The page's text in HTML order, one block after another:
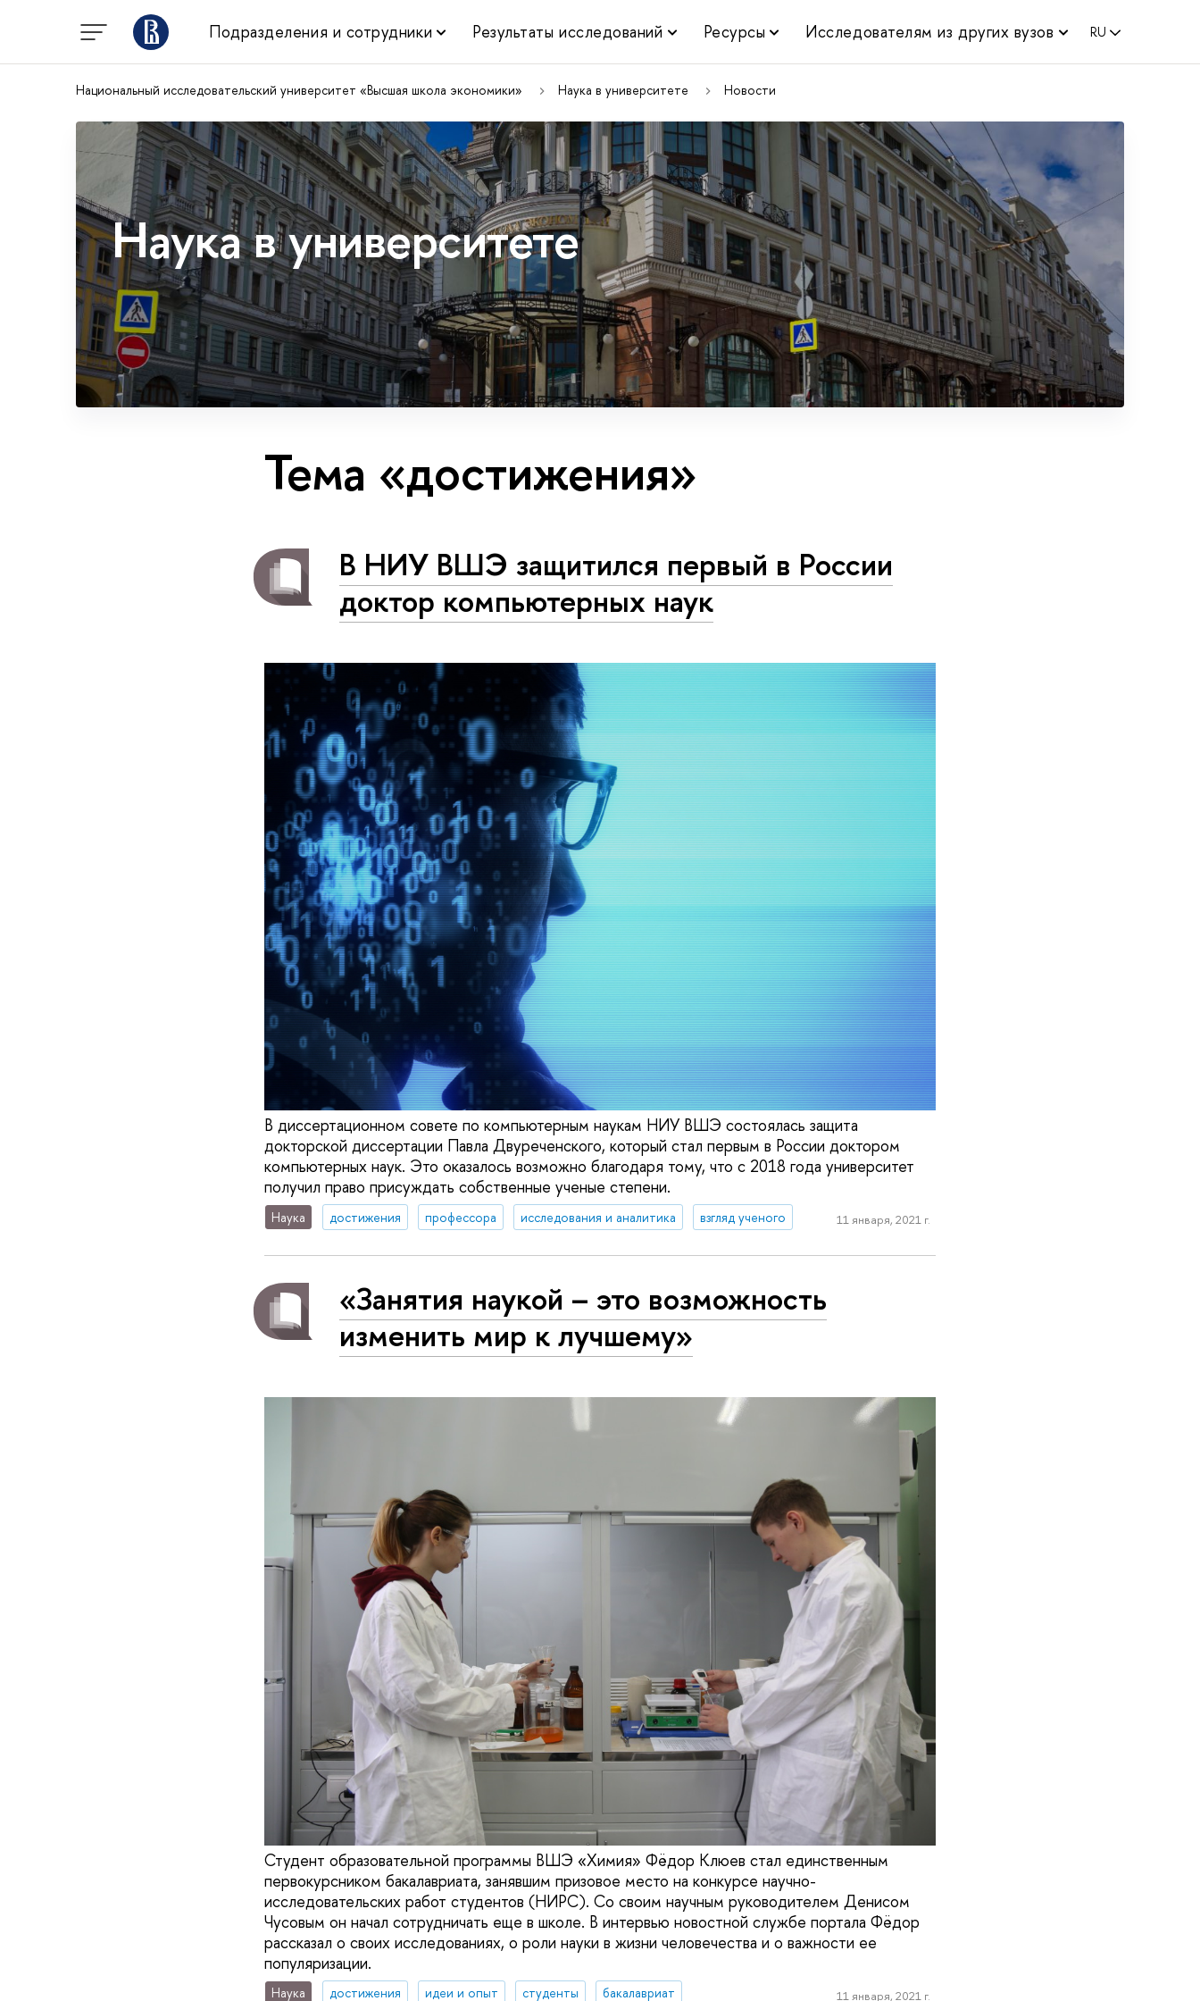
Подразделения и сотрудники Результаты исследований Ресурсы Исследователям из других вузов RU
Национальный исследовательский университет «Высшая школа экономики» Наука в университете Новости
Наука в университете
Тема «достижения»
В НИУ ВШЭ защитился первый в России
доктор компьютерных наук
В диссертационном совете по компьютерным наукам НИУ ВШЭ состоялась защита
докторской диссертации Павла Двуреченского, который стал первым в России доктором
компьютерных наук. Это оказалось возможно благодаря тому, что с 2018 года университет
получил право присуждать собственные ученые степени.
Наука достижения профессора исследования и аналитика взгляд ученого 11 января, 2021 г.
«Занятия наукой – это возможность
изменить мир к лучшему»
Студент образовательной программы ВШЭ «Химия» Фёдор Клюев стал единственным
первокурсником бакалавриата, занявшим призовое место на конкурсе научно-
исследовательских работ студентов (НИРС). Со своим научным руководителем Денисом
Чусовым он начал сотрудничать еще в школе. В интервью новостной службе портала Фёдор
рассказал о своих исследованиях, о роли науки в жизни человечества и о важности ее
популяризации.
Наука достижения идеи и опыт студенты бакалавриат 11 января, 2021 г.